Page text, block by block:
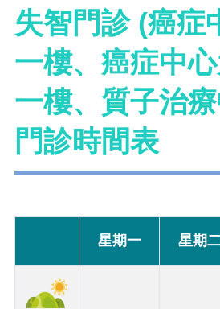
失智門診 (癌症
一樓、癌症中
一樓、質子治
門診時間表
星期一 星期